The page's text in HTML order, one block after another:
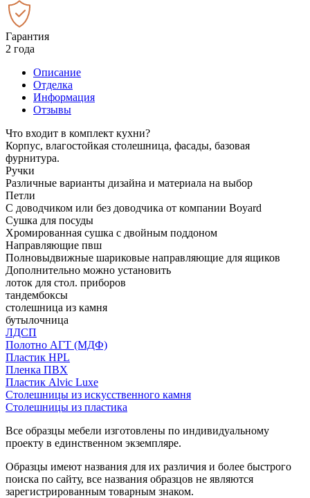
Гарантия
2 года
Описание
Отделка
Информация
Отзывы
Что входит в комплект кухни?
Корпус, влагостойкая столешница, фасады, базовая
фурнитура.
Ручки
Различные варианты дизайна и материала на выбор
Петли
С доводчиком или без доводчика от компании Boyard
Сушка для посуды
Хромированная сушка с двойным поддоном
Направляющие пвш
Полновыдвижные шариковые направляющие для ящиков
Дополнительно можно установить
лоток для стол. приборов
тандембоксы
столешница из камня
бутылочница
ЛДСП
Полотно АГТ (МДФ)
Пластик HPL
Пленка ПВХ
Пластик Alvic Luxe
Столешницы из искусственного камня
Столешницы из пластика
Все образцы мебели изготовлены по индивидуальному
проекту в единственном экземпляре.
Образцы имеют названия для их различия и более быстрого
поиска по сайту, все названия образцов не являются
зарегистрированным товарным знаком.